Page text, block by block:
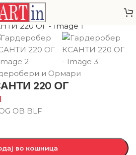
и Ормари
220 ОГ
OB BLF
во кошница